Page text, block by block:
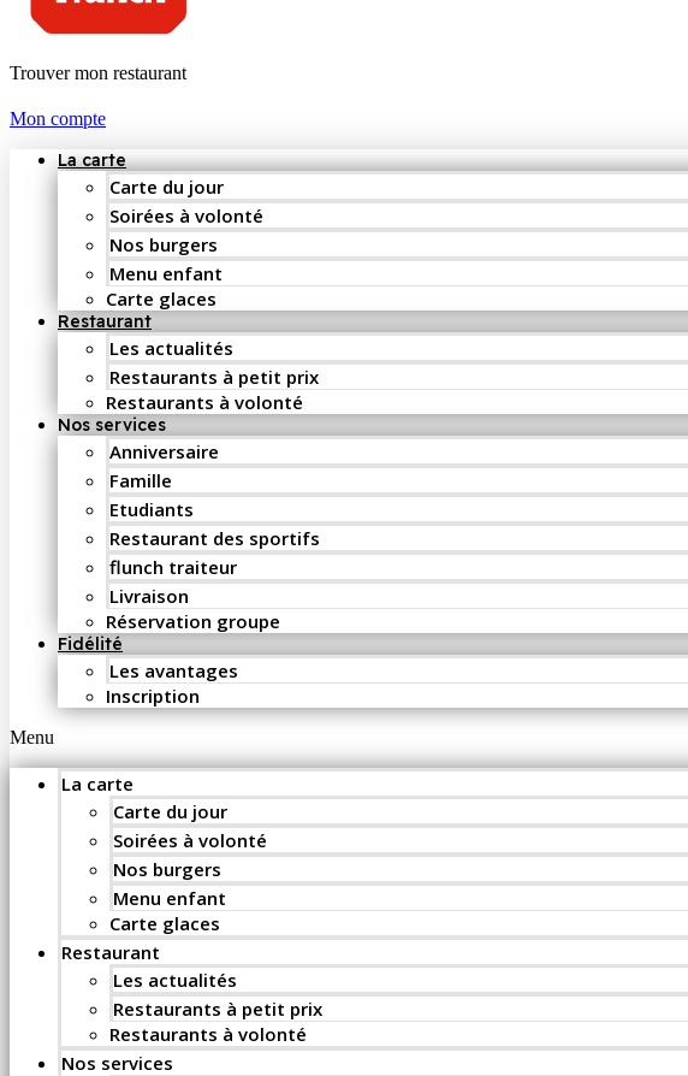
Trouver mon restaurant
Mon compte
La carte
Carte du jour
Soirées à volonté
Nos burgers
Menu enfant
Carte glaces
Restaurant
Les actualités
Restaurants à petit prix
Restaurants à volonté
Nos services
Anniversaire
Famille
Etudiants
Restaurant des sportifs
flunch traiteur
Livraison
Réservation groupe
Fidélité
Les avantages
Inscription
Menu
La carte
Carte du jour
Soirées à volonté
Nos burgers
Menu enfant
Carte glaces
Restaurant
Les actualités
Restaurants à petit prix
Restaurants à volonté
Nos services